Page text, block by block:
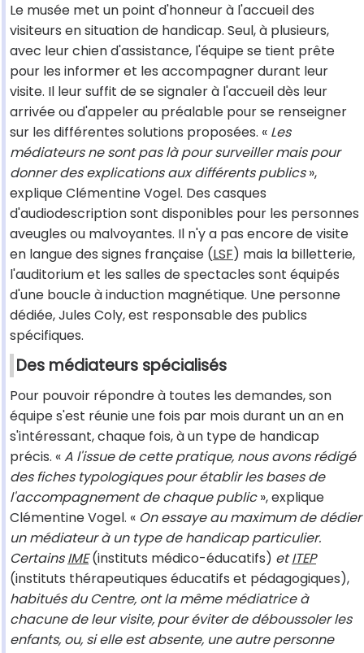
Le musée met un point d'honneur à l'accueil des
visiteurs en situation de handicap. Seul, à plusieurs,
avec leur chien d'assistance, l'équipe se tient prête
pour les informer et les accompagner durant leur
visite. Il leur suffit de se signaler à l'accueil dès leur
arrivée ou d'appeler au préalable pour se renseigner
sur les différentes solutions proposées. « Les
médiateurs ne sont pas là pour surveiller mais pour
donner des explications aux différents publics»,
explique Clémentine Vogel. Des casques
d'audiodescription sont disponibles pour les personnes
aveugles ou malvoyantes. Il n'y a pas encore de visite
en langue des signes française (LSF) mais la billetterie,
l'auditorium et les salles de spectacles sont équipés
d'une boucle à induction magnétique. Une personne
dédiée, Jules Coly, est responsable des publics
spécifiques.
Des médiateurs spécialisés
Pour pouvoir répondre à toutes les demandes, son
équipe s'est réunie une fois par mois durant un an en
s'intéressant, chaque fois, à un type de handicap
précis. «A l'issue de cette pratique, nous avons rédigé
des fiches typologiques pour établir les bases de
l'accompagnement de chaque public», explique
Clémentine Vogel. « On essaye au maximum de dédier
un médiateur à un type de handicap particulier.
CertainsIME(instituts médico-éducatifs) etITEP
(instituts thérapeutiques éducatifs et pédagogiques),
habitués du Centre, ont la même médiatrice à
chacune de leur visite, pour éviter de déboussoler les
enfants, ou, si elle est absente, une autre personne